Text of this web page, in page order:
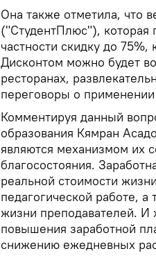
Она также отметила, что
("СтудентПлюс"), которая
частности скидку до
Дисконтом можно будет
ресторанах,
переговоры о применении
Комментируя данный
образования Кямран
являются механизмом их
благосостояния.
реальной стоимости
педагогической работе, а
жизни преподавателей. И
повышения заработной
снижению ежедневных